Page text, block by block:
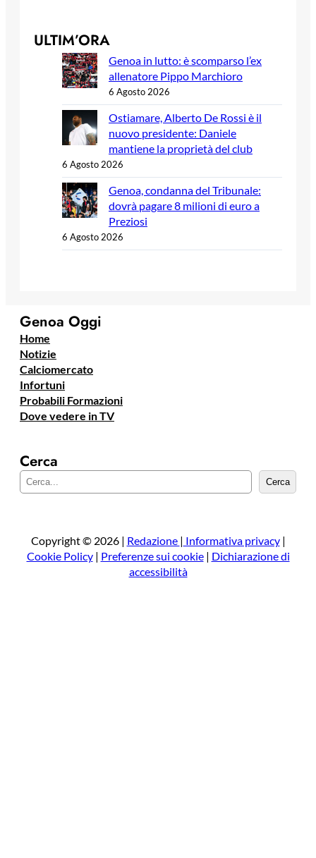
ULTIM’ORA
Genoa in lutto: è scomparso l’ex
allenatore Pippo Marchioro
6 Agosto 2026
Ostiamare, Alberto De Rossi è il
nuovo presidente: Daniele
mantiene la proprietà del club
6 Agosto 2026
Genoa, condanna del Tribunale:
dovrà pagare 8 milioni di euro a
Preziosi
6 Agosto 2026
Genoa Oggi
Home
Notizie
Calciomercato
Infortuni
Probabili Formazioni
Dove vedere in TV
Cerca
e
a
Cerca
Copyright © 2026 | Redazione | Informativa privacy|
Cookie Policy| Preferenze sui cookie| Dichiarazione di
accessibilità